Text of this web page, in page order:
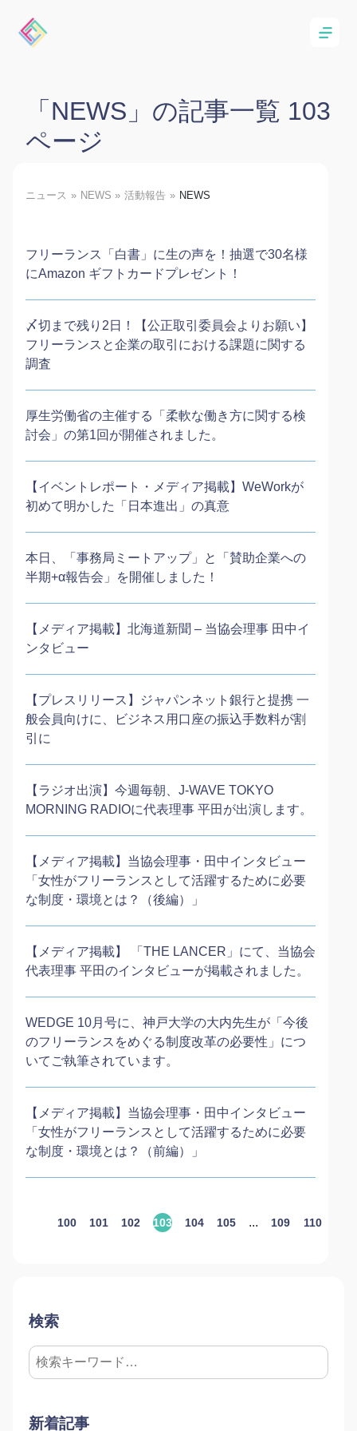
「NEWS」の記事一覧 103
ページ
ニュース NEWS 活動報告 NEWS
フリーランス「白書」に生の声を！抽選で30名様
にAmazon ギフトカードプレゼント！
〆切まで残り2日！【公正取引委員会よりお願い】
フリーランスと企業の取引における課題に関する
調査
厚生労働省の主催する「柔軟な働き方に関する検
討会」の第1回が開催されました。
【イベントレポート・メディア掲載】WeWorkが
初めて明かした「日本進出」の真意
本日、「事務局ミートアップ」と「賛助企業への
半期+α報告会」を開催しました！
【メディア掲載】北海道新聞 – 当協会理事 田中イ
ンタビュー
【プレスリリース】ジャパンネット銀行と提携 一
般会員向けに、ビジネス用口座の振込手数料が割
引に
【ラジオ出演】今週毎朝、J-WAVE TOKYO
MORNING RADIOに代表理事 平田が出演します。
【メディア掲載】当協会理事・田中インタビュー
「女性がフリーランスとして活躍するために必要
な制度・環境とは？（後編）」
【メディア掲載】 「THE LANCER」にて、当協会
代表理事 平田のインタビューが掲載されました。
WEDGE 10月号に、神戸大学の大内先生が「今後
のフリーランスをめぐる制度改革の必要性」につ
いてご執筆されています。
【メディア掲載】当協会理事・田中インタビュー
「女性がフリーランスとして活躍するために必要
な制度・環境とは？（前編）」
100 101 102 103 104 105 ... 109 110
検索
新着記事